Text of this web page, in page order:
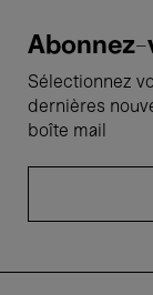
Abonnez-
Sélectionnez
dernières
boîte mail